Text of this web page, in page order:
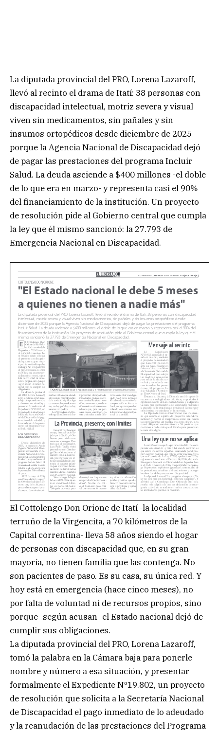
La diputada provincial del PRO, Lorena Lazaroff,
llevó al recinto el drama de Itatí: 38 personas con
discapacidad intelectual, motriz severa y visual
viven sin medicamentos, sin pañales y sin
insumos ortopédicos desde diciembre de 2025
porque la Agencia Nacional de Discapacidad dejó
de pagar las prestaciones del programa Incluir
Salud. La deuda asciende a $400 millones -el doble
de lo que era en marzo- y representa casi el 90%
del financiamiento de la institución. Un proyecto
de resolución pide al Gobierno central que cumpla
la ley que él mismo sancionó: la 27.793 de
Emergencia Nacional en Discapacidad.
El Cottolengo Don Orione de Itatí -la localidad
terruño de la Virgencita, a 70 kilómetros de la
Capital correntina- lleva 58 años siendo el hogar
de personas con discapacidad que, en su gran
mayoría, no tienen familia que las contenga. No
son pacientes de paso. Es su casa, su única red. Y
hoy está en emergencia (hace cinco meses), no
por falta de voluntad ni de recursos propios, sino
porque -según acusan- el Estado nacional dejó de
cumplir sus obligaciones.
La diputada provincial del PRO, Lorena Lazaroff,
tomó la palabra en la Cámara baja para ponerle
nombre y número a esa situación, y presentar
formalmente el Expediente Nº19.802, un proyecto
de resolución que solicita a la Secretaría Nacional
de Discapacidad el pago inmediato de lo adeudado
y la reanudación de las prestaciones del Programa